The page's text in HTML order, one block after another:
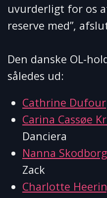
uvurderligt for os
reserve med”,
Den danske OL-
således ud:
Cathrine Dufour
Carina Cassøe
Danciera
Nanna
Zack
Charlotte